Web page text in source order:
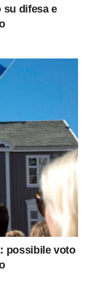
su difesa e
possibile voto